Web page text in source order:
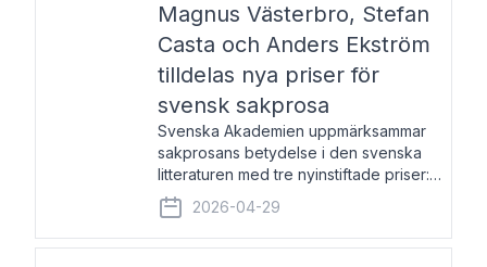
Magnus Västerbro, Stefan
Casta och Anders Ekström
tilldelas nya priser för
svensk sakprosa
Svenska Akademien uppmärksammar
sakprosans betydelse i den svenska
litteraturen med tre nyinstiftade priser:
Svenska Akademiens pris till
framstående författare av svensk
sakprosa som i år går till Magnus
2026-04-29